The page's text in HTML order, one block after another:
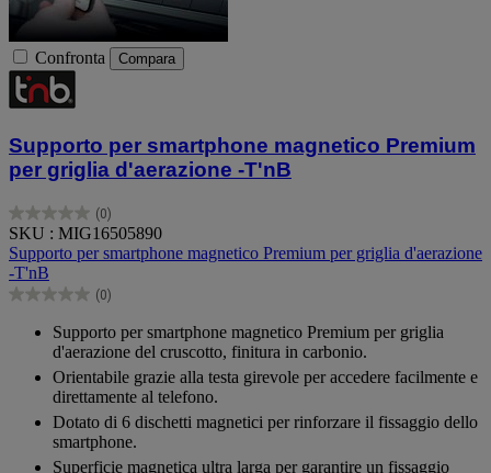
Confronta Compara
Supporto per smartphone magnetico Premium
per griglia d'aerazione -T'nB
(0)
0.0
su
5
stelle.
SKU : MIG16505890
Supporto per smartphone magnetico Premium per griglia d'aerazione
-T'nB
(0)
0.0
Supporto per smartphone magnetico Premium per griglia
d'aerazione del cruscotto, finitura in carbonio.
Orientabile grazie alla testa girevole per accedere facilmente e
direttamente al telefono.
Dotato di 6 dischetti magnetici per rinforzare il fissaggio dello
smartphone.
Superficie magnetica ultra larga per garantire un fissaggio